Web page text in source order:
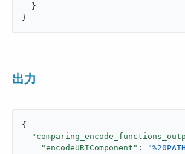
}
}
出力
{
"encodeURIComponent" :